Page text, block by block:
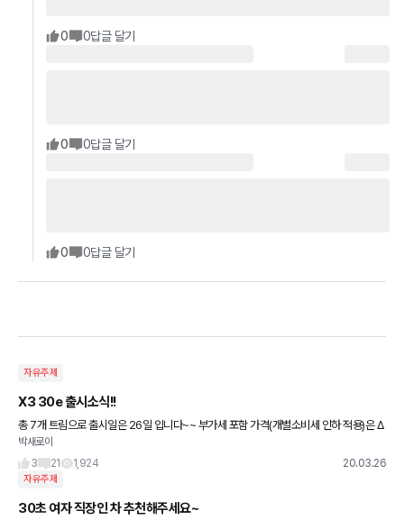
0 0답글 달기
0 0답글 달기
0 0답글 달기
자유주제
X3 30e 출시소식!!
총 7개 트림으로 출시일은 26일 입니다~~ 부가세 포함 가격(개별소비세 인하 적용)은 Δ
뉴 X3 xDrive30e xLine 7350만원 Δ뉴 X3 xDrive30e M 스포츠 패키지 7650만
박새로이
3
21 1,924 20.03.26
자유주제
30초 여자 직장인 차 추천해주세요~